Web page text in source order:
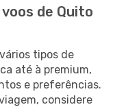
de Quito
tipos de
até à premium,
e preferências.
considere